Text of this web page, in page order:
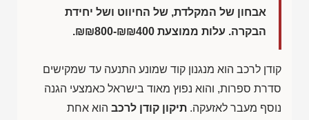
אבחון של המקלדת, של החיווט ושל יחידת
הבקרה. עלות ממוצעת ₪₪800-₪₪400
.
קודן לרכב הוא מנגנון קוד שמונע התנעה עד שמקישים
סדרת ספרות, והוא נפוץ מאוד בישראל כאמצעי הגנה
נוסף מעבר לאזעקה. תיקון קודן לרכב הוא אחת